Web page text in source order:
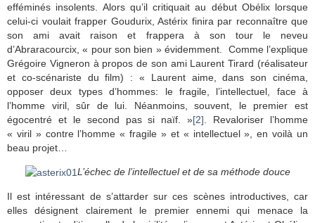
efféminés insolents. Alors qu’il critiquait au début Obélix lorsque
celui-ci voulait frapper Goudurix, Astérix finira par reconnaître que
son ami avait raison et frappera à son tour le neveu
d’Abraracourcix, « pour son bien » évidemment. Comme l’explique
Grégoire Vigneron à propos de son ami Laurent Tirard (réalisateur
et co-scénariste du film) : « Laurent aime, dans son cinéma,
opposer deux types d’hommes: le fragile, l’intellectuel, face à
l’homme viril, sûr de lui. Néanmoins, souvent, le premier est
égocentré et le second pas si naïf. »[2] . Revaloriser l’homme
« viril » contre l’homme « fragile » et « intellectuel », en voilà un
beau projet…
L’échec de l’intellectuel et de sa méthode douce
Il est intéressant de s’attarder sur ces scènes introductives, car
elles désignent clairement le premier ennemi qui menace la